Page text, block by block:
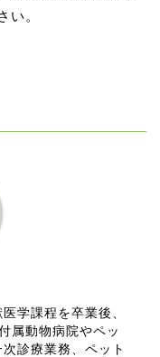
い。
学課程を卒業後、
属動物病院やペッ
診療業務、ペット